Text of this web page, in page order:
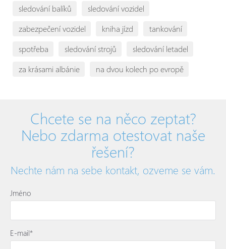
sledování balíků
sledování vozidel
zabezpečení vozidel
kniha jízd
tankování
spotřeba
sledování strojů
sledování letadel
za krásami albánie
na dvou kolech po evropě
Chcete se na něco zeptat?
Nebo zdarma otestovat naše
řešení?
Nechte nám na sebe kontakt, ozveme se vám.
Jméno
E-mail*